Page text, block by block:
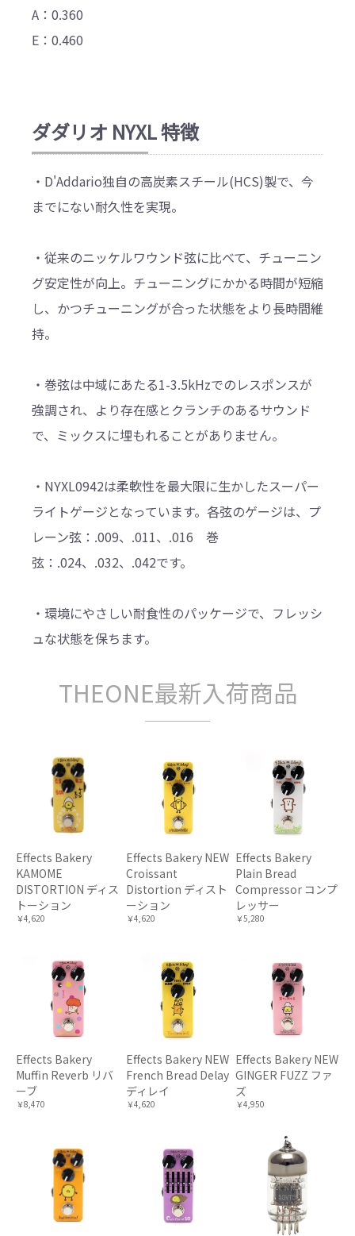
A：0.360
E：0.460
ダダリオ NYXL 特徴
・D'Addario独自の高炭素スチール(HCS)製で、今
までにない耐久性を実現。
・従来のニッケルワウンド弦に比べて、チューニン
グ安定性が向上。チューニングにかかる時間が短縮
し、かつチューニングが合った状態をより長時間維
持。
・巻弦は中域にあたる1-3.5kHzでのレスポンスが
強調され、より存在感とクランチのあるサウンド
で、ミックスに埋もれることがありません。
・NYXL0942は柔軟性を最大限に生かしたスーパー
ライトゲージとなっています。各弦のゲージは、プ
レーン弦：.009、.011、.016 巻
弦：.024、.032、.042です。
・環境にやさしい耐食性のパッケージで、フレッシ
ュな状態を保ちます。
THEONE最新入荷商品
Effects Bakery
KAMOME
DISTORTION ディス
トーション
￥4,620
Effects Bakery NEW
Croissant
Distortion ディスト
ーション
￥4,620
Effects Bakery
Plain Bread
Compressor コンプ
レッサー
￥5,280
Effects Bakery
Muffin Reverb リバ
ーブ
￥8,470
Effects Bakery NEW
French Bread Delay
ディレイ
￥4,620
Effects Bakery NEW
GINGER FUZZ ファ
ズ
￥4,950